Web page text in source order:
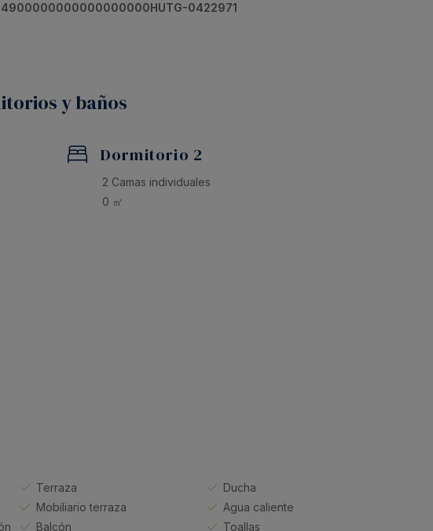
cómoda y tranquila!
0422971
y baños
Dormitorio 2
2 Camas individuales
0 ㎡
Terraza
Mobiliario terraza
Balcón
Ducha
Agua caliente
Toallas